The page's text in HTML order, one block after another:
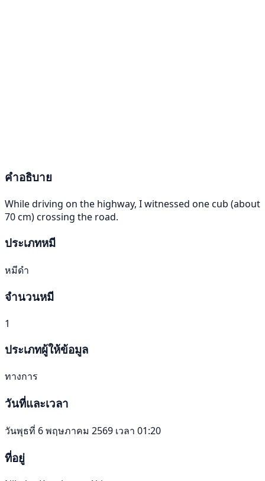
คำอธิบาย
While driving on the highway, I witnessed one cub (about
70 cm) crossing the road.
ประเภทหมี
หมีดำ
จำนวนหมี
1
ประเภทผู้ให้ข้อมูล
ทางการ
วันที่และเวลา
วันพุธที่ 6 พฤษภาคม 2569 เวลา 01:20
ที่อยู่